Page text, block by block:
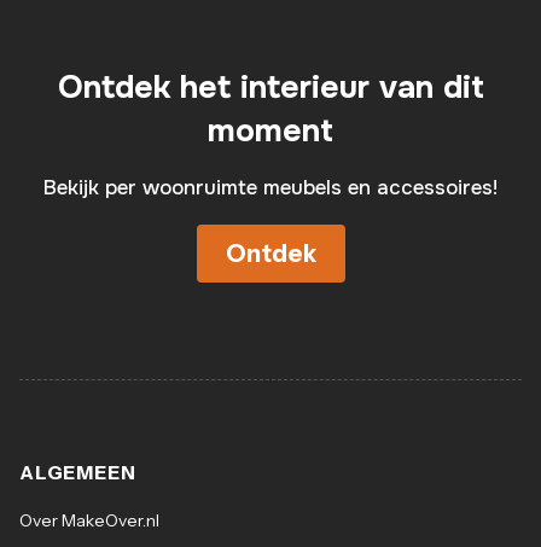
Ontdek het interieur van dit
moment
Bekijk per woonruimte meubels en accessoires!
Ontdek
ALGEMEEN
Over MakeOver.nl